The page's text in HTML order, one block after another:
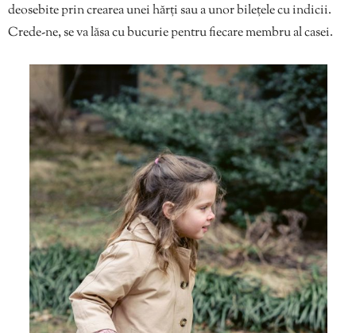
deosebite prin crearea unei hărți sau a unor bilețele cu indicii.
Crede-ne, se va lăsa cu bucurie pentru fiecare membru al casei.